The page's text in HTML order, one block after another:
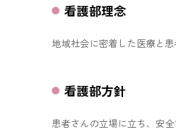
看護部理念
地域社会に密着した医療と
看護部方針
患者さんの立場に立ち、安